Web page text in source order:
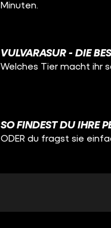
Minuten.
VULVARASUR - DIE
Welches Tier macht ihr
SO FINDEST DU IHRE
ODER du fragst sie
Dein ganz persönliches